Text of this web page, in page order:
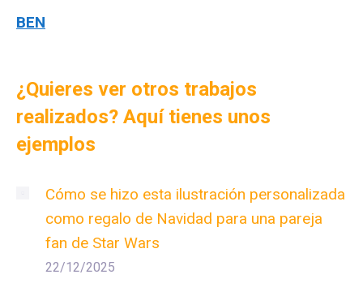
BEN
¿Quieres ver otros trabajos
realizados? Aquí tienes unos
ejemplos
Cómo se hizo esta ilustración personalizada
como regalo de Navidad para una pareja
fan de Star Wars
22/12/2025